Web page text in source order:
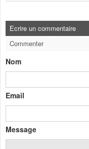
Ecrire un commentaire
Commenter
Nom
Email
Message